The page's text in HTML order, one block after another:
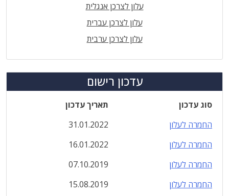
עלון לצרכן אנגלית
עלון לצרכן עברית
עלון לצרכן ערבית
עדכון רישום
סוג עדכון
תאריך עדכון
החמרה לעלון
31.01.2022
החמרה לעלון
16.01.2022
החמרה לעלון
07.10.2019
החמרה לעלון
15.08.2019